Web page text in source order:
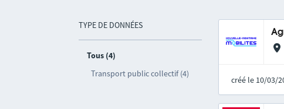
TYPE DE DONNÉES
Tous (4)
Transport public collectif (4)
créé le 10/03/